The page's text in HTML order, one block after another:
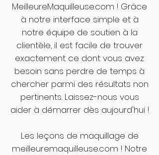
MeilleureMaquilleuse.com ! Grâce
à notre interface simple et à
notre équipe de soutien à la
clientèle, il est facile de trouver
exactement ce dont vous avez
besoin sans perdre de temps à
chercher parmi des résultats non
pertinents. Laissez-nous vous
aider à démarrer dès aujourd'hui !
Les leçons de maquillage de
meilleuremaquilleuse.com ! Notre